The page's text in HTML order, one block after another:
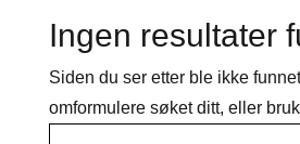
Ingen resultater
Siden du ser etter ble ikke
omformulere søket ditt, eller